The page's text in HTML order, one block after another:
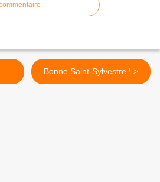
Bonne Saint-Sylvestre ! >